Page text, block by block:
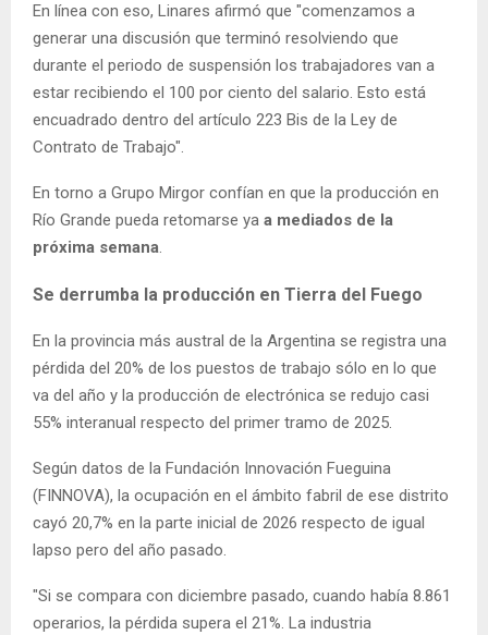
En línea con eso, Linares afirmó que "comenzamos a
generar una discusión que terminó resolviendo que
durante el periodo de suspensión los trabajadores van a
estar recibiendo el 100 por ciento del salario. Esto está
encuadrado dentro del artículo 223 Bis de la Ley de
Contrato de Trabajo".
En torno a Grupo Mirgor confían en que la producción en
Río Grande pueda retomarse ya a mediados de la
próxima semana.
Se derrumba la producción en Tierra del Fuego
En la provincia más austral de la Argentina se registra una
pérdida del 20% de los puestos de trabajo sólo en lo que
va del año y la producción de electrónica se redujo casi
55% interanual respecto del primer tramo de 2025.
Según datos de la Fundación Innovación Fueguina
(FINNOVA), la ocupación en el ámbito fabril de ese distrito
cayó 20,7% en la parte inicial de 2026 respecto de igual
lapso pero del año pasado.
"Si se compara con diciembre pasado, cuando había 8.861
operarios, la pérdida supera el 21%. La industria